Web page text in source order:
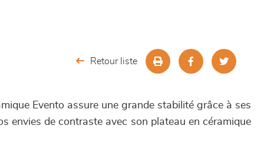
Retour liste
Evento assure une grande stabilité grâce à ses
envies de contraste avec son plateau en céramique